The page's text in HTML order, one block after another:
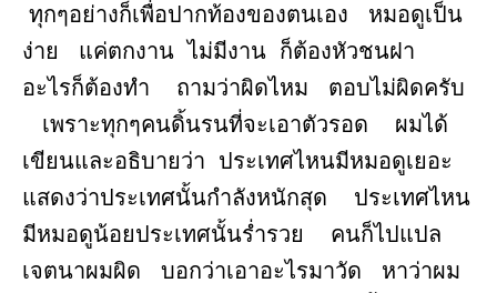
ทุกๆอย่างก็เพื่อปากท้องของตนเอง หมอดูเป็น
ง่าย แค่ตกงาน ไม่มีงาน ก็ต้องหัวชนฝา
อะไรก็ต้องทำ ถามว่าผิดไหม ตอบไม่ผิดครับ
เพราะทุกๆคนดิ้นรนที่จะเอาตัวรอด ผมได้
เขียนและอธิบายว่า ประเทศไหนมีหมอดูเยอะ
แสดงว่าประเทศนั้นกำลังหนักสุด ประเทศไหน
มีหมอดูน้อยประเทศนั้นร่ำรวย คนก็ไปแปล
เจตนาผมผิด บอกว่าเอาอะไรมาวัด หาว่าผม